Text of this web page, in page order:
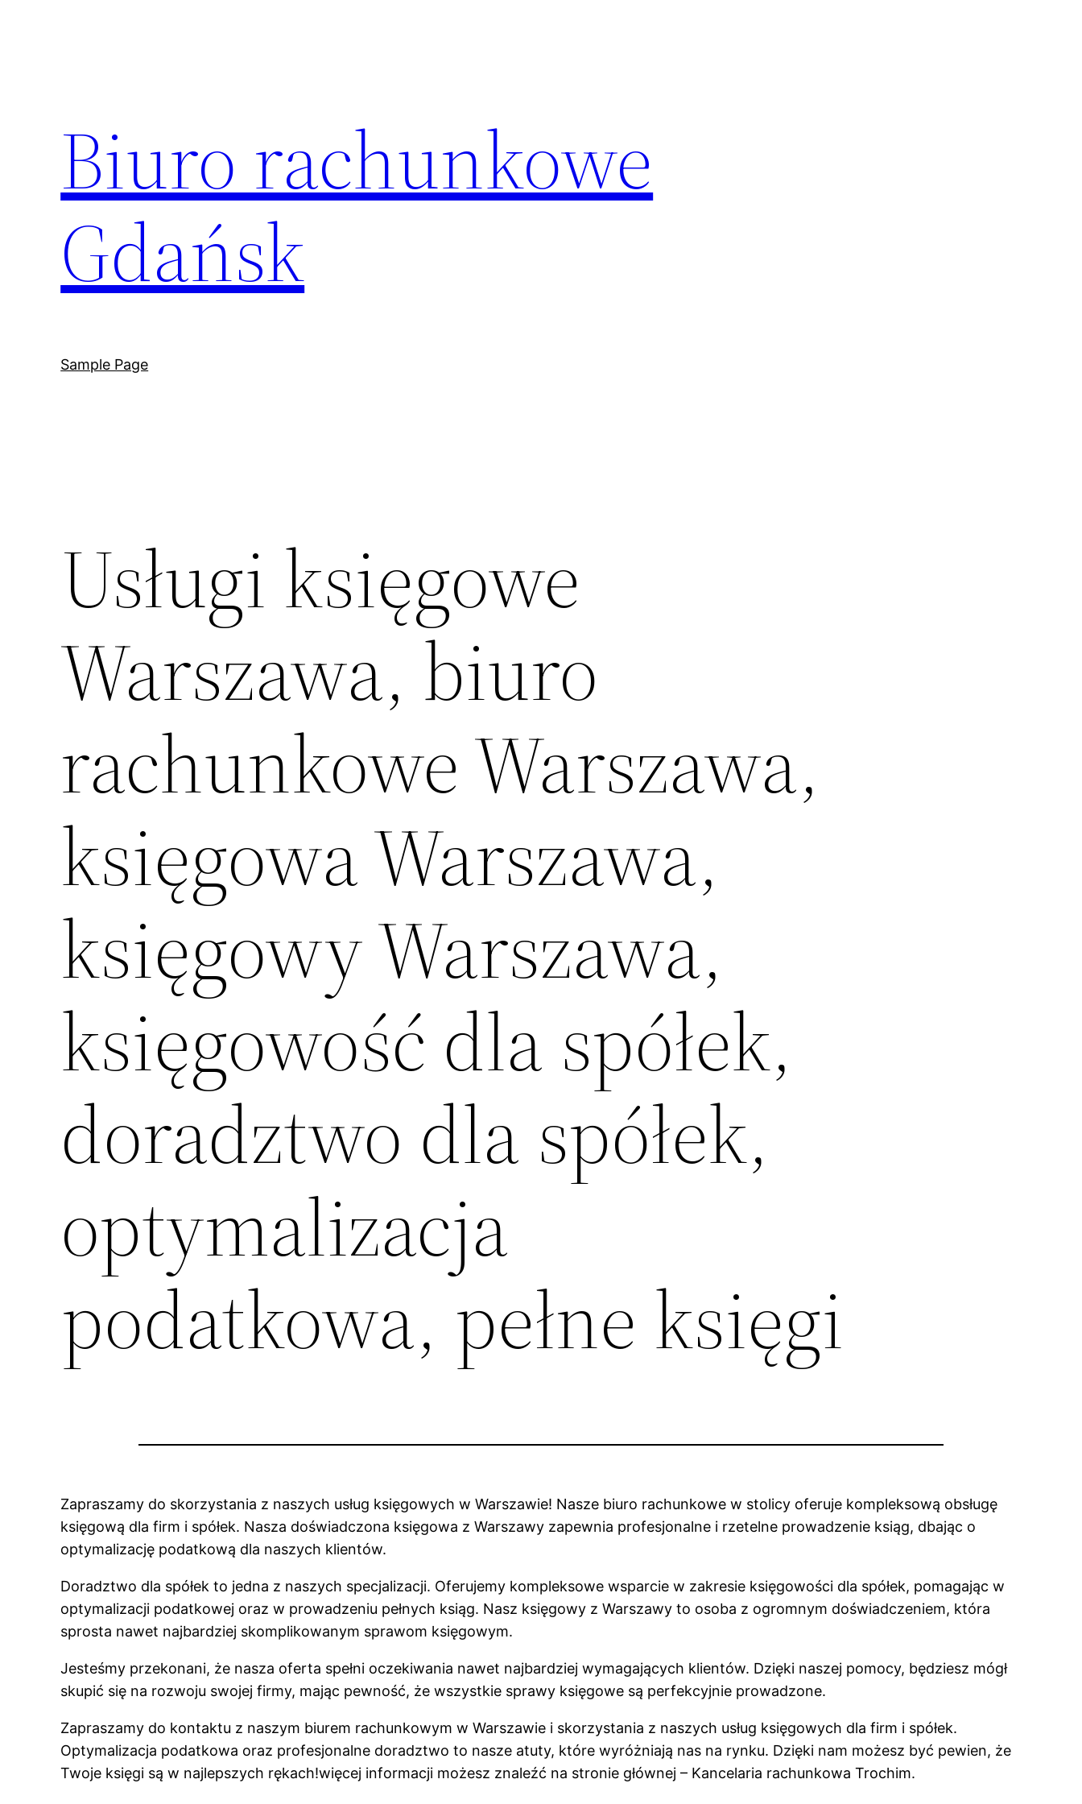
Biuro rachunkowe
Gdańsk
Sample Page
Usługi księgowe
Warszawa, biuro
rachunkowe Warszawa,
księgowa Warszawa,
księgowy Warszawa,
księgowość dla spółek,
doradztwo dla spółek,
optymalizacja
podatkowa, pełne księgi
Zapraszamy do skorzystania z naszych usług księgowych w Warszawie! Nasze biuro rachunkowe w stolicy oferuje kompleksową obsługę
księgową dla firm i spółek. Nasza doświadczona księgowa z Warszawy zapewnia profesjonalne i rzetelne prowadzenie ksiąg, dbając o
optymalizację podatkową dla naszych klientów.
Doradztwo dla spółek to jedna z naszych specjalizacji. Oferujemy kompleksowe wsparcie w zakresie księgowości dla spółek, pomagając w
optymalizacji podatkowej oraz w prowadzeniu pełnych ksiąg. Nasz księgowy z Warszawy to osoba z ogromnym doświadczeniem, która
sprosta nawet najbardziej skomplikowanym sprawom księgowym.
Jesteśmy przekonani, że nasza oferta spełni oczekiwania nawet najbardziej wymagających klientów. Dzięki naszej pomocy, będziesz mógł
skupić się na rozwoju swojej firmy, mając pewność, że wszystkie sprawy księgowe są perfekcyjnie prowadzone.
Zapraszamy do kontaktu z naszym biurem rachunkowym w Warszawie i skorzystania z naszych usług księgowych dla firm i spółek.
Optymalizacja podatkowa oraz profesjonalne doradztwo to nasze atuty, które wyróżniają nas na rynku. Dzięki nam możesz być pewien, że
Twoje księgi są w najlepszych rękach!więcej informacji możesz znaleźć na stronie głównej – Kancelaria rachunkowa Trochim.